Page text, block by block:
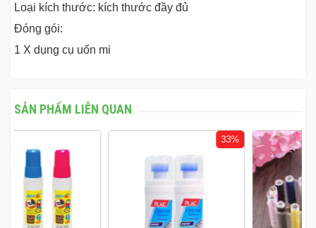
Loại kích thước: kích thước đầy đủ
Đóng gói:
1 X dụng cụ uốn mi
SẢN PHẨM LIÊN QUAN
28%